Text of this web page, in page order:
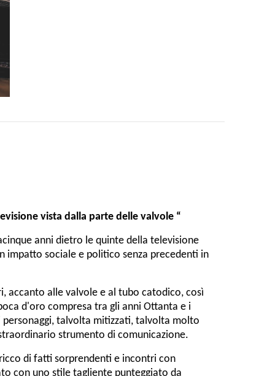
vista dalla parte delle valvole “
anni dietro le quinte della televisione
impatto sociale e politico senza precedenti in
accanto alle valvole e al tubo catodico, così
d'oro compresa tra gli anni Ottanta e i
talvolta mitizzati, talvolta molto
strumento di comunicazione.
di fatti sorprendenti e incontri con
con uno stile tagliente punteggiato da